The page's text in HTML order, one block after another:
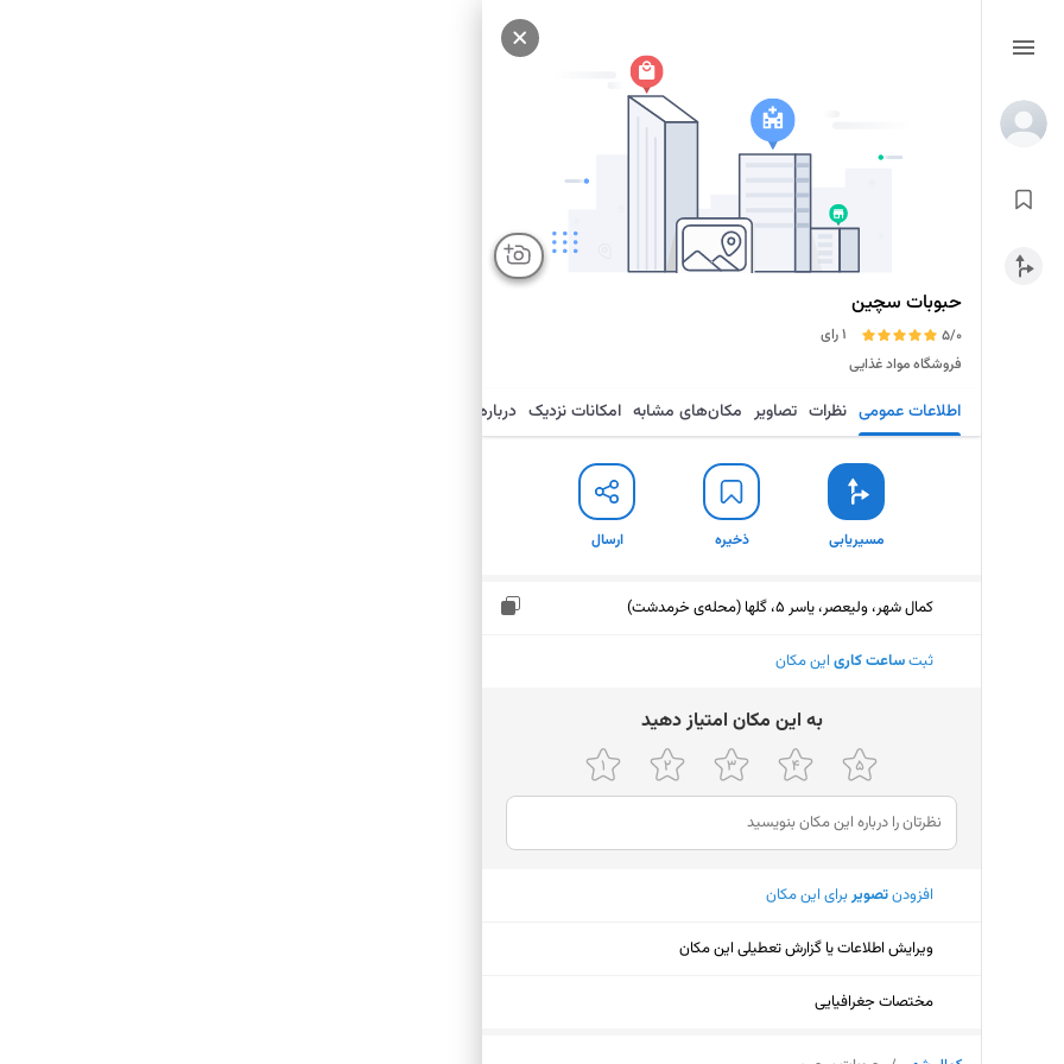
حبوبات سچین
5/0
1 رای
فروشگاه مواد غذایی
اطلاعات عمومی نظرات تصاویر مکان‌های مشابه امکانات نزدیک درباره
مسیریابی ذخیره ارسال
کمال شهر، ولیعصر، یاسر 5، گلها (محله‌ی خرمدشت)
ثبتساعت کاری این مکان
ﺑﻪ اﯾﻦ ﻣﮑﺎن اﻣﺘﯿﺎز دﻫﯿﺪ
افزودنتصویربرای این مکان
ویرایش اطلاعات یا گزارش تعطیلی این مکان
مختصات جغرافیایی